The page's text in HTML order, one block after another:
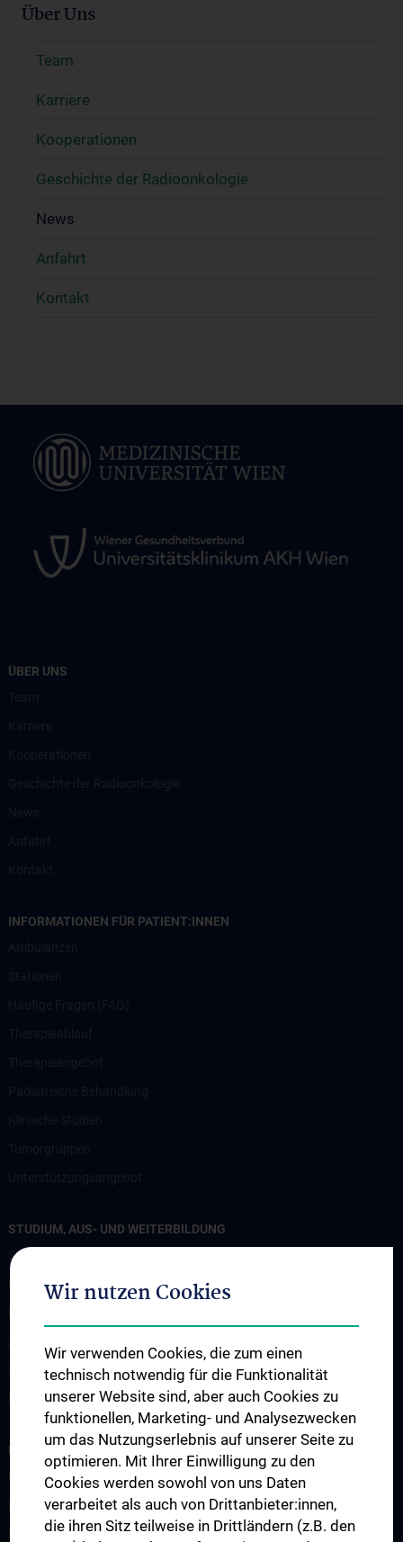
Über Uns
Team
Karriere
Kooperationen
Geschichte der Radioonkologie
News
Anfahrt
Kontakt
ÜBER UNS
INFORMATIONEN FÜR PATIENT:INNEN
STUDIUM, AUS- UND WEITERBILDUNG
Studium und Lehre
Klinisch Praktisches Jahr (KPJ)
Summer school
Fortbildung
FORSCHUNG
Übersicht
Forschungsbereiche
Infrastruktur
Wir nutzen Cookies
Wir verwenden Cookies, die zum einen
technisch notwendig für die Funktionalität
unserer Website sind, aber auch Cookies zu
funktionellen, Marketing- und Analysezwecken
um das Nutzungserlebnis auf unserer Seite zu
optimieren. Mit Ihrer Einwilligung zu den
Cookies werden sowohl von uns Daten
verarbeitet als auch von Drittanbieter:innen,
die ihren Sitz teilweise in Drittländern (z.B. den